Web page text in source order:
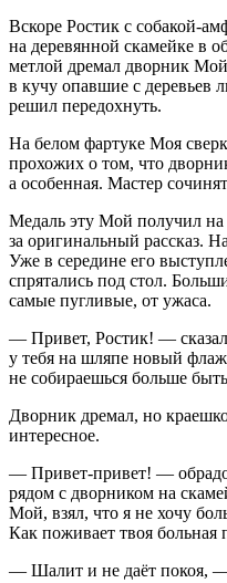
Вскоре Ростик с собакой-
на деревянной скамейке в
метлой дремал дворник
в кучу опавшие с деревьев
решил передохнуть.
На белом фартуке Моя
прохожих о том, что
а особенная. Мастер
Медаль эту Мой получил на
за оригинальный рассказ.
Уже в середине его
спрятались под стол.
самые пугливые, от ужаса.
— Привет, Ростик! —
у тебя на шляпе новый
не собираешься больше
Дворник дремал, но
интересное.
— Привет-привет! —
рядом с дворником на
Мой, взял, что я не хочу
Как поживает твоя больная
— Шалит и не даёт покоя,